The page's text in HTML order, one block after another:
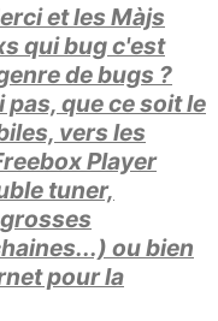
et les Màjs
qui bug c'est
de bugs ?
pas, que ce soit le
vers les
Player
tuner,
ou bien
pour la